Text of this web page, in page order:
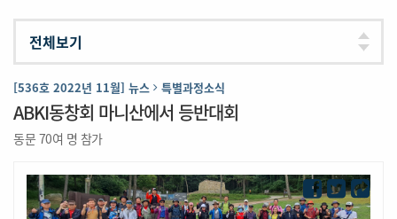
[536호 2022년 11월] 뉴스 특별과정소식
ABKI동창회 마니산에서 등반대회
동문 70여 명 참가